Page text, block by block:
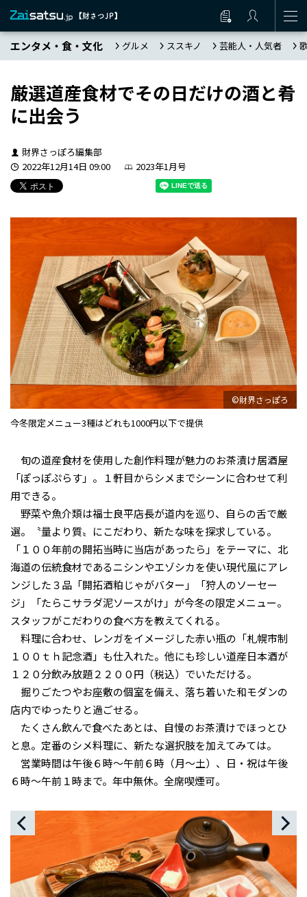
エンタメ・食・文化 グルメ ススキノ 芸能人・人気者
厳選道産食材でその日だけの酒と肴
に出会う
財界さっぽろ編集部
2022年12月14日 09:00
2023年1月号
©財界さっぽろ
今冬限定メニュー3種はどれも1000円以下で提供
旬の道産食材を使用した創作料理が魅力のお茶漬け居酒屋
「ぽっぽぷらす」。１軒目からシメまでシーンに合わせて利
用できる。
野菜や魚介類は福士良平店長が道内を巡り、自らの舌で厳
選。〝量より質〟にこだわり、新たな味を探求している。
「１００年前の開拓当時に当店があったら」をテーマに、北
海道の伝統食材であるニシンやエゾシカを使い現代風にアレ
ンジした３品「開拓酒粕じゃがバター」「狩人のソーセー
ジ」「たらこサラダ泥ソースがけ」が今冬の限定メニュー。
スタッフがこだわりの食べ方を教えてくれる。
料理に合わせ、レンガをイメージした赤い瓶の「札幌市制
１００ｔｈ記念酒」も仕入れた。他にも珍しい道産日本酒が
１２０分飲み放題２２００円（税込）でいただける。
掘りごたつやお座敷の個室を備え、落ち着いた和モダンの
店内でゆったりと過ごせる。
たくさん飲んで食べたあとは、自慢のお茶漬けでほっとひ
と息。定番のシメ料理に、新たな選択肢を加えてみては。
営業時間は午後６時～午前６時（月～土）、日・祝は午後
６時～午前１時まで。年中無休。全席喫煙可。